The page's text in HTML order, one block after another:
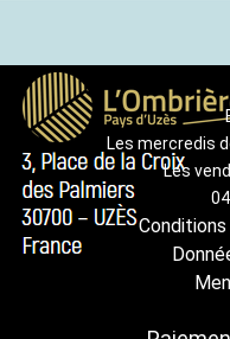
Les mercredis
Les